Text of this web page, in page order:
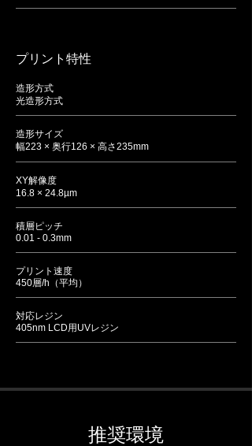
​プリント特性
造形方式
光造形方式
造形サイズ
幅223 × 奥行126 × 高さ235mm
XY解像度
16.8 × 24.8µm
積層ピッチ
0.01 - 0.3mm
プリント速度
450層/h（平均）
対応レジン
405nm LCD用UVレジン
推奨環境